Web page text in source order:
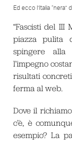
Ed ecco l’Italia
“Fascisti del III
piazza pulita
spingere
l’impegno
risultati
ferma al web.
Dove il
c’è, è
esempio? La